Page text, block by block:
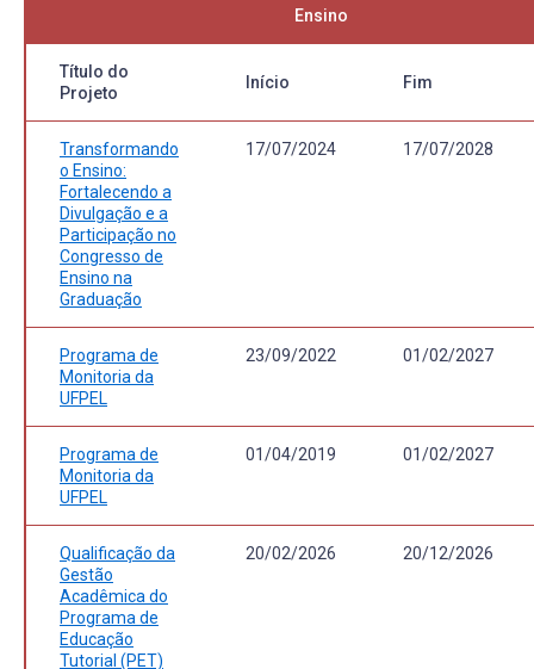
Ensino
Título do
Projeto
Início Fim
Transformando
o Ensino:
Fortalecendo a
Divulgação e a
Participação no
Congresso de
Ensino na
Graduação
17/07/2024 17/07/2028
Programa de
Monitoria da
UFPEL
23/09/2022 01/02/2027
Programa de
Monitoria da
UFPEL
01/04/2019 01/02/2027
Qualificação da
Gestão
Acadêmica do
Programa de
Educação
Tutorial (PET)
20/02/2026 20/12/2026